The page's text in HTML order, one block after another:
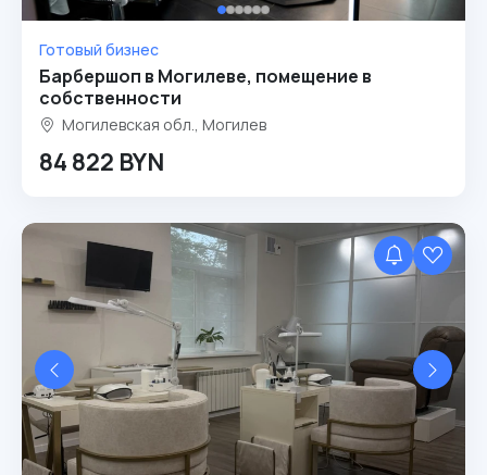
Готовый бизнес
Барбершоп в Могилеве, помещение в
собственности
Могилевская обл., Могилев
84 822 BYN